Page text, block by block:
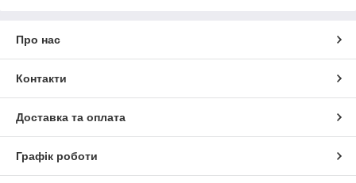
Про нас
Контакти
Доставка та оплата
Графік роботи